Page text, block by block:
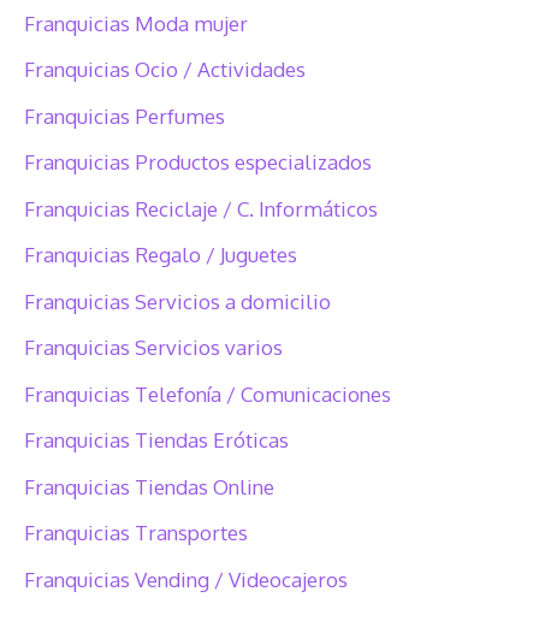
Franquicias Moda mujer
Franquicias Ocio / Actividades
Franquicias Perfumes
Franquicias Productos especializados
Franquicias Reciclaje / C. Informáticos
Franquicias Regalo / Juguetes
Franquicias Servicios a domicilio
Franquicias Servicios varios
Franquicias Telefonía / Comunicaciones
Franquicias Tiendas Eróticas
Franquicias Tiendas Online
Franquicias Transportes
Franquicias Vending / Videocajeros